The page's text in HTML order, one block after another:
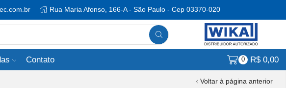
Rua Maria Afonso, 166-A - São Paulo - Cep 03370-020
Contato 0 R$0,00
Voltar à página anterior